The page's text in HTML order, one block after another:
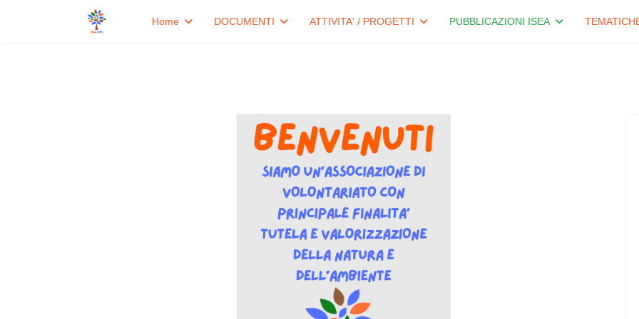
Home DOCUMENTI ATTIVITA' / PROGETTI PUBBLICAZIONI ISEA